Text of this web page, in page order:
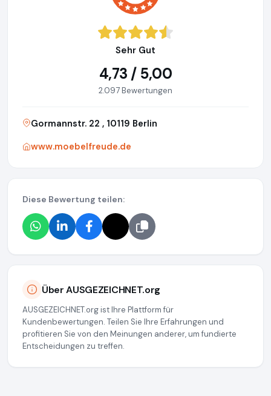
Sehr Gut
4,73 / 5,00
2.097 Bewertungen
Gormannstr. 22 , 10119 Berlin
www.moebelfreude.de
Diese Bewertung teilen:
Über AUSGEZEICHNET.org
AUSGEZEICHNET.org ist Ihre Plattform für
Kundenbewertungen. Teilen Sie Ihre Erfahrungen und
profitieren Sie von den Meinungen anderer, um fundierte
Entscheidungen zu treffen.